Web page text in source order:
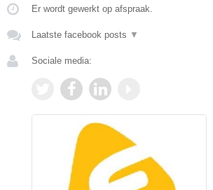
Er wordt gewerkt op afspraak.
Laatste facebook posts ▼
Sociale media: